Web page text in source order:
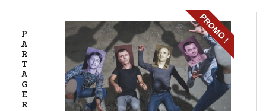
P
A
R
T
A
G
E
R
PROMO !